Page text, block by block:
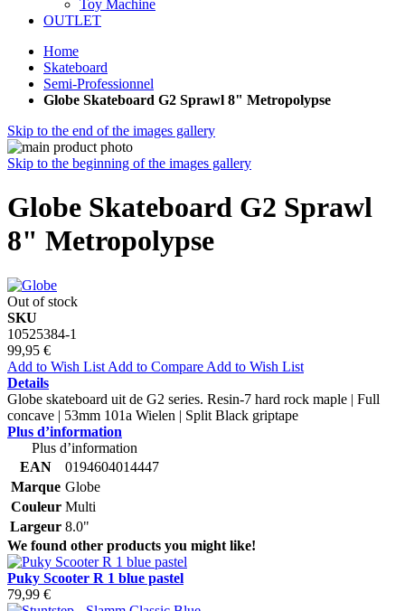
Toy Machine
OUTLET
Home
Skateboard
Semi-Professionnel
Globe Skateboard G2 Sprawl 8" Metropolypse
Skip to the end of the images gallery
Skip to the beginning of the images gallery
Globe Skateboard G2 Sprawl
8" Metropolypse
Out of stock
SKU
10525384-1
99,95 €
Add to Wish List Add to Compare Add to Wish List
Details
Globe skateboard uit de G2 series. Resin-7 hard rock maple | Full
concave | 53mm 101a Wielen | Split Black griptape
Plus d’information
Plus d’information
EAN
0194604014447
Marque Globe
Couleur Multi
Largeur 8.0"
We found other products you might like!
Puky Scooter R 1 blue pastel
79,99 €